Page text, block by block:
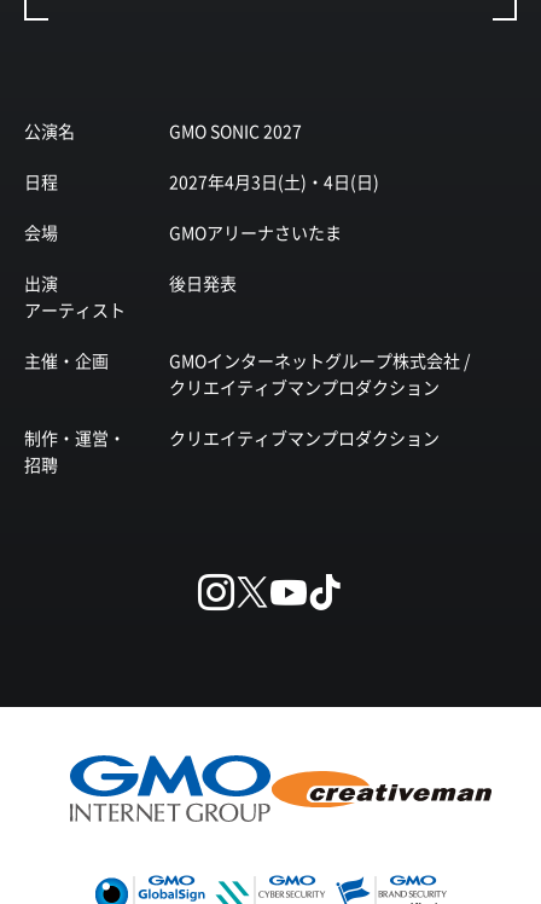
公演名 GMO SONIC 2027
日程 2027年4月3日(土)・4日(日)
会場 GMOアリーナさいたま
出演
アーティスト
後日発表
主催・企画
GMOインターネットグループ株式会社 /
クリエイティブマンプロダクション
制作・運営・
招聘
クリエイティブマンプロダクション